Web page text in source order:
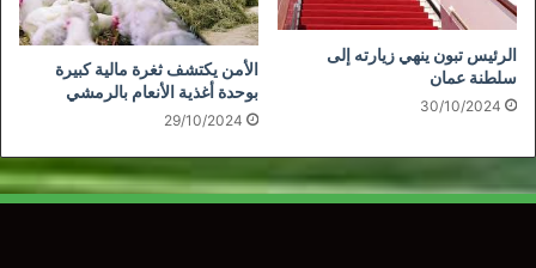
الرئيس تبون ينهي زيارته إلى
سلطنة عمان
30/10/2024
الأمن يكتشف ثغرة مالية كبيرة
بوحدة أغذية الأنعام بالرمشي
29/10/2024